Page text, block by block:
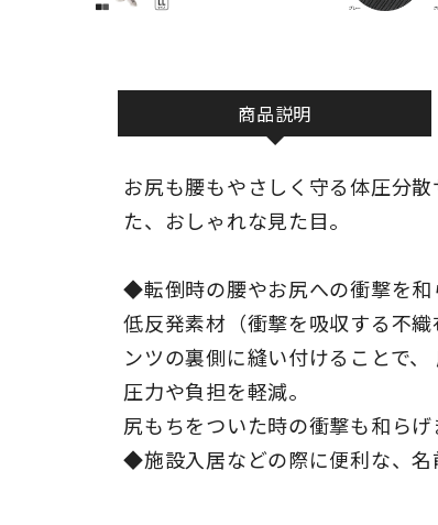
商品説明
お尻も腰もやさしく守る体圧分
た、おしゃれな見た目。
◆転倒時の腰やお尻への衝撃を和
低反発素材（衝撃を吸収する不
ンツの裏側に縫い付けることで
圧力や負担を軽減。
尻もちをついた時の衝撃も和らげ
◆施設入居などの際に便利な、名